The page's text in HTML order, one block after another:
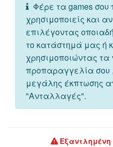
Φέρε τα games σου
χρησιμοποιείς και
επιλέγοντας
το κατάστημά μας ή
χρησιμοποιώντας τα
προπαραγγελία
μεγάλης έκπτωσης
"Ανταλλαγές".